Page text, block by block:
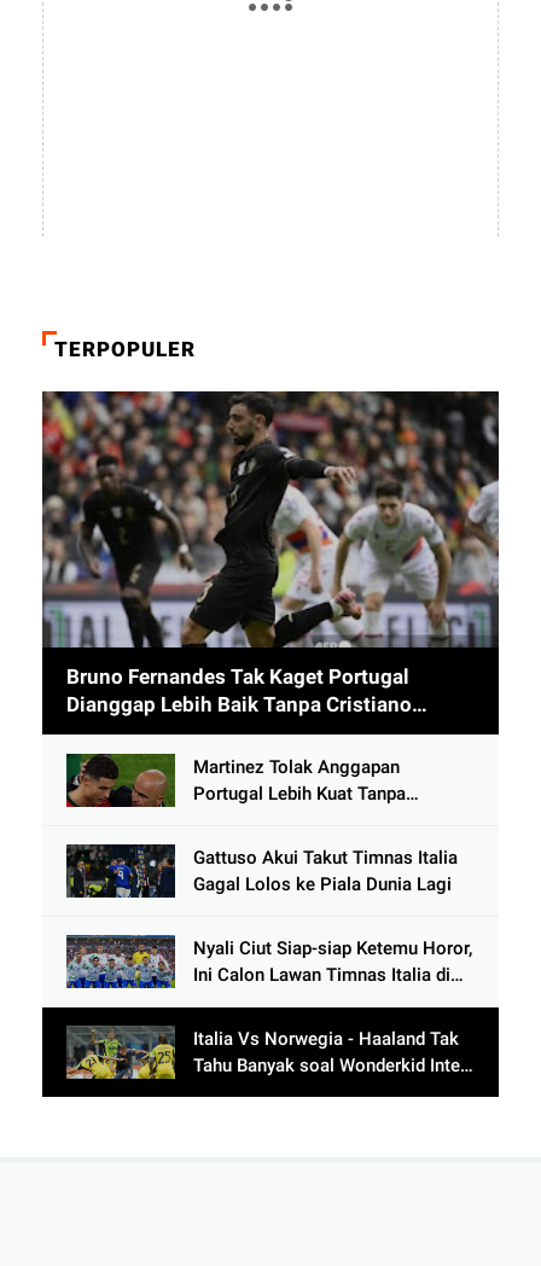
TERPOPULER
Bruno Fernandes Tak Kaget Portugal
Dianggap Lebih Baik Tanpa Cristiano
Ronaldo usai Cetak 9 Gol
Martinez Tolak Anggapan
Portugal Lebih Kuat Tanpa
di Bawah Thailand
Gattuso Akui Takut Timnas Italia
Gagal Lolos ke Piala Dunia Lagi
Nyali Ciut Siap-siap Ketemu Horor,
Ini Calon Lawan Timnas Italia di
Italia Vs Norwegia - Haaland Tak
Tahu Banyak soal Wonderkid Inter
Milan